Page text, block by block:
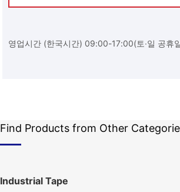
영업시간 (한국시간) 09:00-17:00(토∙일 공휴
Find Products from Other
Industrial Tape